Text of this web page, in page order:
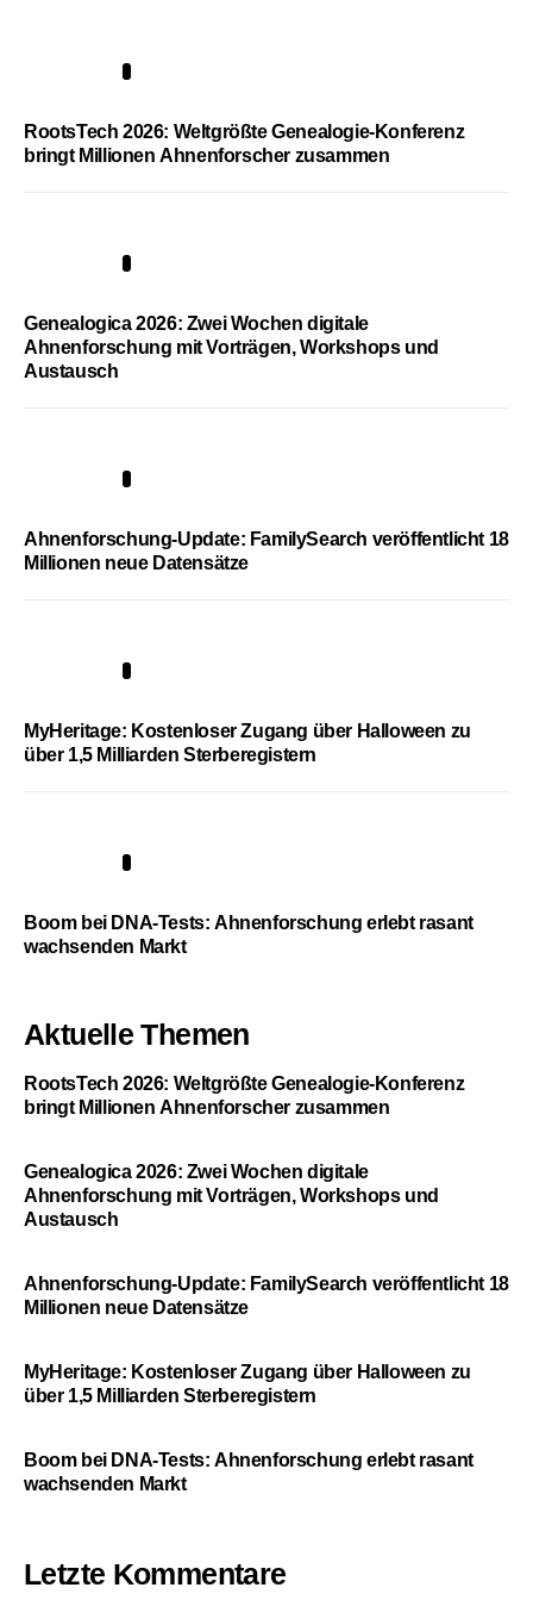
RootsTech 2026: Weltgrößte Genealogie-Konferenz
bringt Millionen Ahnenforscher zusammen
Genealogica 2026: Zwei Wochen digitale
Ahnenforschung mit Vorträgen, Workshops und
Austausch
Ahnenforschung-Update: FamilySearch veröffentlicht 18
Millionen neue Datensätze
MyHeritage: Kostenloser Zugang über Halloween zu
über 1,5 Milliarden Sterberegistern
Boom bei DNA-Tests: Ahnenforschung erlebt rasant
wachsenden Markt
Aktuelle Themen
RootsTech 2026: Weltgrößte Genealogie-Konferenz
bringt Millionen Ahnenforscher zusammen
Genealogica 2026: Zwei Wochen digitale
Ahnenforschung mit Vorträgen, Workshops und
Austausch
Ahnenforschung-Update: FamilySearch veröffentlicht 18
Millionen neue Datensätze
MyHeritage: Kostenloser Zugang über Halloween zu
über 1,5 Milliarden Sterberegistern
Boom bei DNA-Tests: Ahnenforschung erlebt rasant
wachsenden Markt
Letzte Kommentare